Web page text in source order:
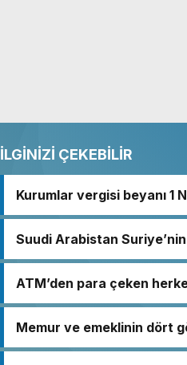
İLGİNİZİ ÇEKEBİLİR
Kurumlar vergisi beyanı 1
Suudi Arabistan
ATM’den para çeken
Memur ve emeklinin dört